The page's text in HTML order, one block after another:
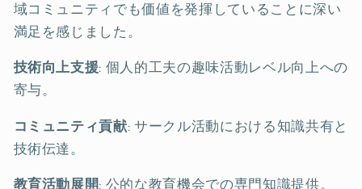
域コミュニティでも価値を発揮していることに深い
満足を感じました。
技術向上支援: 個人的工夫の趣味活動レベル向上への
寄与。
コミュニティ貢献: サークル活動における知識共有と
技術伝達。
教育活動展開: 公的な教育機会での専門知識提供。